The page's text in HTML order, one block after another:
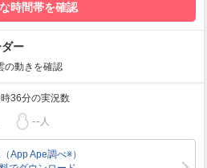
時間帯を確認
ー
の動きを確認
36分の実況数
-- 人